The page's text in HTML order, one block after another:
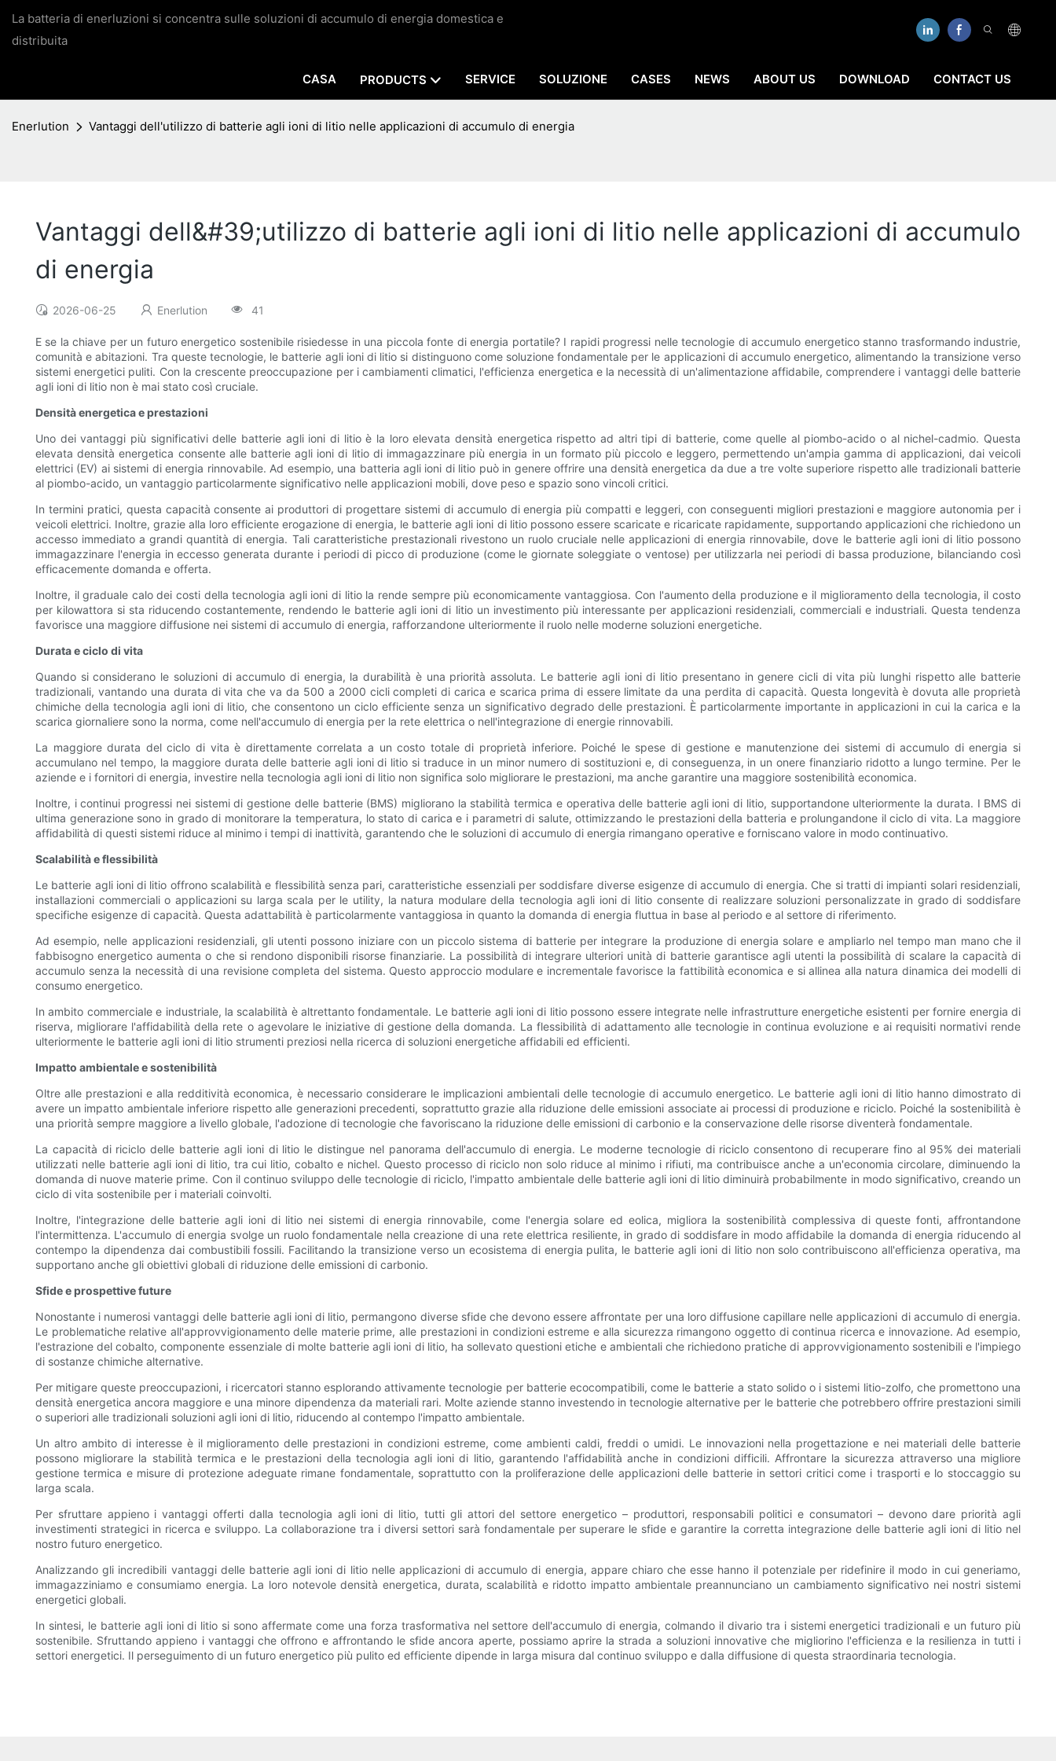
La batteria di enerluzioni si concentra sulle soluzioni di accumulo di energia domestica e
distribuita
CASA PRODUCTS SERVICE SOLUZIONE CASES NEWS ABOUT US DOWNLOAD CONTACT US
Enerlution Vantaggi dell'utilizzo di batterie agli ioni di litio nelle applicazioni di accumulo di energia
Vantaggi dell&#39;utilizzo di batterie agli ioni di litio nelle applicazioni di accumulo
di energia
2026-06-25 Enerlution 41
E se la chiave per un futuro energetico sostenibile risiedesse in una piccola fonte di energia portatile? I rapidi progressi nelle tecnologie di accumulo energetico stanno trasformando industrie,
comunità e abitazioni. Tra queste tecnologie, le batterie agli ioni di litio si distinguono come soluzione fondamentale per le applicazioni di accumulo energetico, alimentando la transizione verso
sistemi energetici puliti. Con la crescente preoccupazione per i cambiamenti climatici, l'efficienza energetica e la necessità di un'alimentazione affidabile, comprendere i vantaggi delle batterie
agli ioni di litio non è mai stato così cruciale.
Densità energetica e prestazioni
Uno dei vantaggi più significativi delle batterie agli ioni di litio è la loro elevata densità energetica rispetto ad altri tipi di batterie, come quelle al piombo-acido o al nichel-cadmio. Questa
elevata densità energetica consente alle batterie agli ioni di litio di immagazzinare più energia in un formato più piccolo e leggero, permettendo un'ampia gamma di applicazioni, dai veicoli
elettrici (EV) ai sistemi di energia rinnovabile. Ad esempio, una batteria agli ioni di litio può in genere offrire una densità energetica da due a tre volte superiore rispetto alle tradizionali batterie
al piombo-acido, un vantaggio particolarmente significativo nelle applicazioni mobili, dove peso e spazio sono vincoli critici.
In termini pratici, questa capacità consente ai produttori di progettare sistemi di accumulo di energia più compatti e leggeri, con conseguenti migliori prestazioni e maggiore autonomia per i
veicoli elettrici. Inoltre, grazie alla loro efficiente erogazione di energia, le batterie agli ioni di litio possono essere scaricate e ricaricate rapidamente, supportando applicazioni che richiedono un
accesso immediato a grandi quantità di energia. Tali caratteristiche prestazionali rivestono un ruolo cruciale nelle applicazioni di energia rinnovabile, dove le batterie agli ioni di litio possono
immagazzinare l'energia in eccesso generata durante i periodi di picco di produzione (come le giornate soleggiate o ventose) per utilizzarla nei periodi di bassa produzione, bilanciando così
efficacemente domanda e offerta.
Inoltre, il graduale calo dei costi della tecnologia agli ioni di litio la rende sempre più economicamente vantaggiosa. Con l'aumento della produzione e il miglioramento della tecnologia, il costo
per kilowattora si sta riducendo costantemente, rendendo le batterie agli ioni di litio un investimento più interessante per applicazioni residenziali, commerciali e industriali. Questa tendenza
favorisce una maggiore diffusione nei sistemi di accumulo di energia, rafforzandone ulteriormente il ruolo nelle moderne soluzioni energetiche.
Durata e ciclo di vita
Quando si considerano le soluzioni di accumulo di energia, la durabilità è una priorità assoluta. Le batterie agli ioni di litio presentano in genere cicli di vita più lunghi rispetto alle batterie
tradizionali, vantando una durata di vita che va da 500 a 2000 cicli completi di carica e scarica prima di essere limitate da una perdita di capacità. Questa longevità è dovuta alle proprietà
chimiche della tecnologia agli ioni di litio, che consentono un ciclo efficiente senza un significativo degrado delle prestazioni. È particolarmente importante in applicazioni in cui la carica e la
scarica giornaliere sono la norma, come nell'accumulo di energia per la rete elettrica o nell'integrazione di energie rinnovabili.
La maggiore durata del ciclo di vita è direttamente correlata a un costo totale di proprietà inferiore. Poiché le spese di gestione e manutenzione dei sistemi di accumulo di energia si
accumulano nel tempo, la maggiore durata delle batterie agli ioni di litio si traduce in un minor numero di sostituzioni e, di conseguenza, in un onere finanziario ridotto a lungo termine. Per le
aziende e i fornitori di energia, investire nella tecnologia agli ioni di litio non significa solo migliorare le prestazioni, ma anche garantire una maggiore sostenibilità economica.
Inoltre, i continui progressi nei sistemi di gestione delle batterie (BMS) migliorano la stabilità termica e operativa delle batterie agli ioni di litio, supportandone ulteriormente la durata. I BMS di
ultima generazione sono in grado di monitorare la temperatura, lo stato di carica e i parametri di salute, ottimizzando le prestazioni della batteria e prolungandone il ciclo di vita. La maggiore
affidabilità di questi sistemi riduce al minimo i tempi di inattività, garantendo che le soluzioni di accumulo di energia rimangano operative e forniscano valore in modo continuativo.
Scalabilità e flessibilità
Le batterie agli ioni di litio offrono scalabilità e flessibilità senza pari, caratteristiche essenziali per soddisfare diverse esigenze di accumulo di energia. Che si tratti di impianti solari residenziali,
installazioni commerciali o applicazioni su larga scala per le utility, la natura modulare della tecnologia agli ioni di litio consente di realizzare soluzioni personalizzate in grado di soddisfare
specifiche esigenze di capacità. Questa adattabilità è particolarmente vantaggiosa in quanto la domanda di energia fluttua in base al periodo e al settore di riferimento.
Ad esempio, nelle applicazioni residenziali, gli utenti possono iniziare con un piccolo sistema di batterie per integrare la produzione di energia solare e ampliarlo nel tempo man mano che il
fabbisogno energetico aumenta o che si rendono disponibili risorse finanziarie. La possibilità di integrare ulteriori unità di batterie garantisce agli utenti la possibilità di scalare la capacità di
accumulo senza la necessità di una revisione completa del sistema. Questo approccio modulare e incrementale favorisce la fattibilità economica e si allinea alla natura dinamica dei modelli di
consumo energetico.
In ambito commerciale e industriale, la scalabilità è altrettanto fondamentale. Le batterie agli ioni di litio possono essere integrate nelle infrastrutture energetiche esistenti per fornire energia di
riserva, migliorare l'affidabilità della rete o agevolare le iniziative di gestione della domanda. La flessibilità di adattamento alle tecnologie in continua evoluzione e ai requisiti normativi rende
ulteriormente le batterie agli ioni di litio strumenti preziosi nella ricerca di soluzioni energetiche affidabili ed efficienti.
Impatto ambientale e sostenibilità
Oltre alle prestazioni e alla redditività economica, è necessario considerare le implicazioni ambientali delle tecnologie di accumulo energetico. Le batterie agli ioni di litio hanno dimostrato di
avere un impatto ambientale inferiore rispetto alle generazioni precedenti, soprattutto grazie alla riduzione delle emissioni associate ai processi di produzione e riciclo. Poiché la sostenibilità è
una priorità sempre maggiore a livello globale, l'adozione di tecnologie che favoriscano la riduzione delle emissioni di carbonio e la conservazione delle risorse diventerà fondamentale.
La capacità di riciclo delle batterie agli ioni di litio le distingue nel panorama dell'accumulo di energia. Le moderne tecnologie di riciclo consentono di recuperare fino al 95% dei materiali
utilizzati nelle batterie agli ioni di litio, tra cui litio, cobalto e nichel. Questo processo di riciclo non solo riduce al minimo i rifiuti, ma contribuisce anche a un'economia circolare, diminuendo la
domanda di nuove materie prime. Con il continuo sviluppo delle tecnologie di riciclo, l'impatto ambientale delle batterie agli ioni di litio diminuirà probabilmente in modo significativo, creando un
ciclo di vita sostenibile per i materiali coinvolti.
Inoltre, l'integrazione delle batterie agli ioni di litio nei sistemi di energia rinnovabile, come l'energia solare ed eolica, migliora la sostenibilità complessiva di queste fonti, affrontandone
l'intermittenza. L'accumulo di energia svolge un ruolo fondamentale nella creazione di una rete elettrica resiliente, in grado di soddisfare in modo affidabile la domanda di energia riducendo al
contempo la dipendenza dai combustibili fossili. Facilitando la transizione verso un ecosistema di energia pulita, le batterie agli ioni di litio non solo contribuiscono all'efficienza operativa, ma
supportano anche gli obiettivi globali di riduzione delle emissioni di carbonio.
Sfide e prospettive future
Nonostante i numerosi vantaggi delle batterie agli ioni di litio, permangono diverse sfide che devono essere affrontate per una loro diffusione capillare nelle applicazioni di accumulo di energia.
Le problematiche relative all'approvvigionamento delle materie prime, alle prestazioni in condizioni estreme e alla sicurezza rimangono oggetto di continua ricerca e innovazione. Ad esempio,
l'estrazione del cobalto, componente essenziale di molte batterie agli ioni di litio, ha sollevato questioni etiche e ambientali che richiedono pratiche di approvvigionamento sostenibili e l'impiego
di sostanze chimiche alternative.
Per mitigare queste preoccupazioni, i ricercatori stanno esplorando attivamente tecnologie per batterie ecocompatibili, come le batterie a stato solido o i sistemi litio-zolfo, che promettono una
densità energetica ancora maggiore e una minore dipendenza da materiali rari. Molte aziende stanno investendo in tecnologie alternative per le batterie che potrebbero offrire prestazioni simili
o superiori alle tradizionali soluzioni agli ioni di litio, riducendo al contempo l'impatto ambientale.
Un altro ambito di interesse è il miglioramento delle prestazioni in condizioni estreme, come ambienti caldi, freddi o umidi. Le innovazioni nella progettazione e nei materiali delle batterie
possono migliorare la stabilità termica e le prestazioni della tecnologia agli ioni di litio, garantendo l'affidabilità anche in condizioni difficili. Affrontare la sicurezza attraverso una migliore
gestione termica e misure di protezione adeguate rimane fondamentale, soprattutto con la proliferazione delle applicazioni delle batterie in settori critici come i trasporti e lo stoccaggio su
larga scala.
Per sfruttare appieno i vantaggi offerti dalla tecnologia agli ioni di litio, tutti gli attori del settore energetico – produttori, responsabili politici e consumatori – devono dare priorità agli
investimenti strategici in ricerca e sviluppo. La collaborazione tra i diversi settori sarà fondamentale per superare le sfide e garantire la corretta integrazione delle batterie agli ioni di litio nel
nostro futuro energetico.
Analizzando gli incredibili vantaggi delle batterie agli ioni di litio nelle applicazioni di accumulo di energia, appare chiaro che esse hanno il potenziale per ridefinire il modo in cui generiamo,
immagazziniamo e consumiamo energia. La loro notevole densità energetica, durata, scalabilità e ridotto impatto ambientale preannunciano un cambiamento significativo nei nostri sistemi
energetici globali.
In sintesi, le batterie agli ioni di litio si sono affermate come una forza trasformativa nel settore dell'accumulo di energia, colmando il divario tra i sistemi energetici tradizionali e un futuro più
sostenibile. Sfruttando appieno i vantaggi che offrono e affrontando le sfide ancora aperte, possiamo aprire la strada a soluzioni innovative che migliorino l'efficienza e la resilienza in tutti i
settori energetici. Il perseguimento di un futuro energetico più pulito ed efficiente dipende in larga misura dal continuo sviluppo e dalla diffusione di questa straordinaria tecnologia.